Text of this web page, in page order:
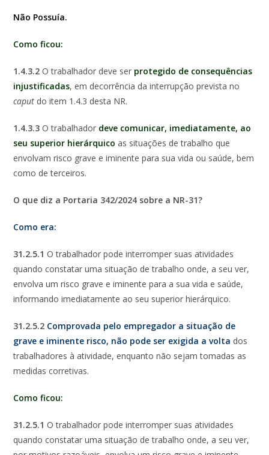
Não Possuía.
Como ficou:
1.4.3.2 O trabalhador deve ser protegido de consequências
injustificadas, em decorrência da interrupção prevista no
caput do item 1.4.3 desta NR.
1.4.3.3 O trabalhador deve comunicar, imediatamente, ao
seu superior hierárquico as situações de trabalho que
envolvam risco grave e iminente para sua vida ou saúde, bem
como de terceiros.
O que diz a Portaria 342/2024 sobre a NR-31?
Como era:
31.2.5.1 O trabalhador pode interromper suas atividades
quando constatar uma situação de trabalho onde, a seu ver,
envolva um risco grave e iminente para a sua vida e saúde,
informando imediatamente ao seu superior hierárquico.
31.2.5.2 Comprovada pelo empregador a situação de
grave e iminente risco, não pode ser exigida a volta dos
trabalhadores à atividade, enquanto não sejam tomadas as
medidas corretivas.
Como ficou:
31.2.5.1 O trabalhador pode interromper suas atividades
quando constatar uma situação de trabalho onde, a seu ver,